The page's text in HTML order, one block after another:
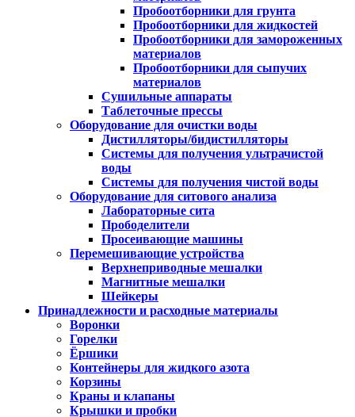
Пробоотборники для грунта
Пробоотборники для жидкостей
Пробоотборники для замороженных
материалов
Пробоотборники для сыпучих
материалов
Сушильные аппараты
Таблеточные прессы
Оборудование для очистки воды
Дистилляторы/бидистилляторы
Системы для получения ультрачистой
воды
Системы для получения чистой воды
Оборудование для ситового анализа
Лабораторные сита
Прободелители
Просеивающие машины
Перемешивающие устройства
Верхнеприводные мешалки
Магнитные мешалки
Шейкеры
Принадлежности и расходные материалы
Воронки
Горелки
Ёршики
Контейнеры для жидкого азота
Корзины
Краны и клапаны
Крышки и пробки